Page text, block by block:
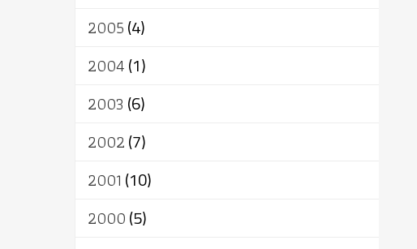
2005(4)
2004(1)
2003 (6)
2002(7)
2001 (10)
2000(5)